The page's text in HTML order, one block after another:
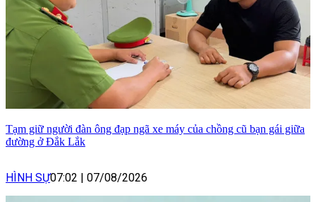
Tạm giữ người đàn ông đạp ngã xe máy của chồng cũ bạn gái giữa
đường ở Đắk Lắk
HÌNH SỰ07:02 07/08/2026